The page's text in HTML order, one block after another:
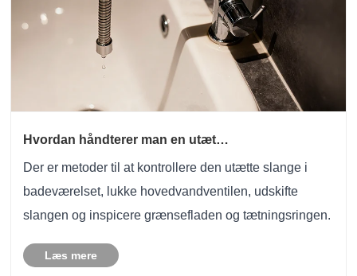
Hvordan håndterer man en utæt
Der er metoder til at kontrollere den utætte slange i
badeværelset, lukke hovedvandventilen, udskifte
slangen og inspicere grænsefladen og tætningsringen.
Læs mere